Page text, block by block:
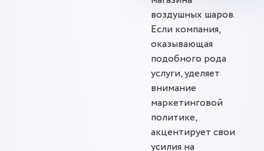
воздушных шаров.
Если компания,
оказывающая
подобного рода
услуги, уделяет
внимание
маркетинговой
политике,
акцентирует свои
усилия на